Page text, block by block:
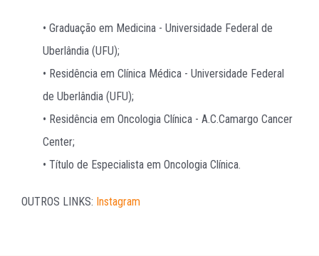
• Graduação em Medicina - Universidade Federal de
Uberlândia (UFU);
• Residência em Clínica Médica - Universidade Federal
de Uberlândia (UFU);
• Residência em Oncologia Clínica - A.C.Camargo Cancer
Center;
• Título de Especialista em Oncologia Clínica.
OUTROS LINKS: Instagram